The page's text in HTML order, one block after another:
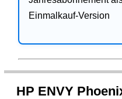
Einmalkauf-Version
HP ENVY